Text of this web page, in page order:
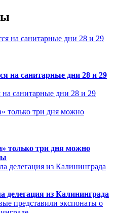
на санитарные дни 28 и 29
санитарные дни 28 и 29
только три дня можно
делегация из Калининграда